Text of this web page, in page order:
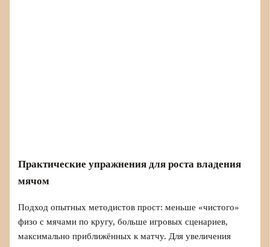
Практические упражнения для роста владения
мячом
Подход опытных методистов прост: меньше «чистого»
физо с мячами по кругу, больше игровых сценариев,
максимально приближённых к матчу. Для увеличения